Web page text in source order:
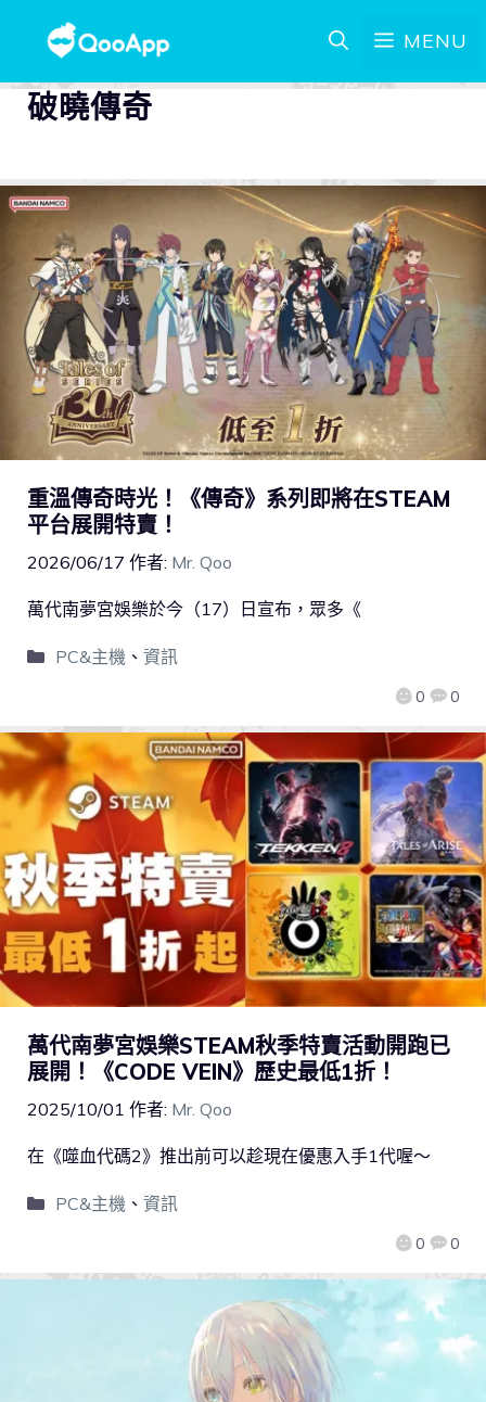
MENU
破曉傳奇
重溫傳奇時光！《傳奇》系列即將在STEAM
平台展開特賣！
2026/06/17 作者: Mr. Qoo
0 0
萬代南夢宮娛樂於今（17）日宣布，眾多《
PC&主機、 資訊
萬代南夢宮娛樂STEAM秋季特賣活動開跑已
展開！《CODE VEIN》歷史最低1折！
2025/10/01 作者: Mr. Qoo
0 0
在《噬血代碼2》推出前可以趁現在優惠入手1代喔～
PC&主機、 資訊